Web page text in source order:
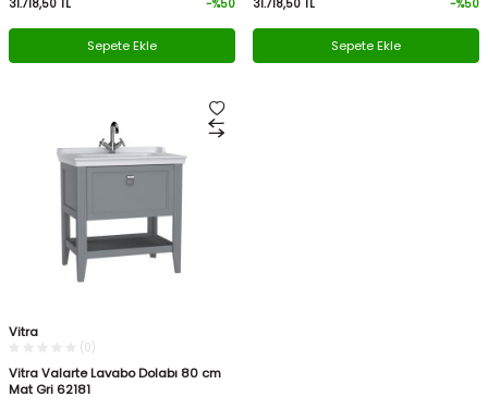
31.718,50 TL
-%50
Sepete Ekle
31.718,50 TL
-%50
Sepete Ekle
Vitra
(0)
Vitra Valarte Lavabo Dolabı 80 cm
Mat Gri 62181